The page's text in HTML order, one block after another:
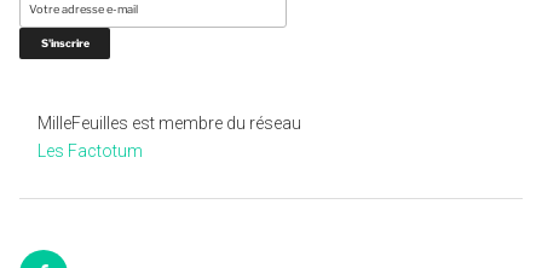
MilleFeuilles est membre du réseau
Les Factotum